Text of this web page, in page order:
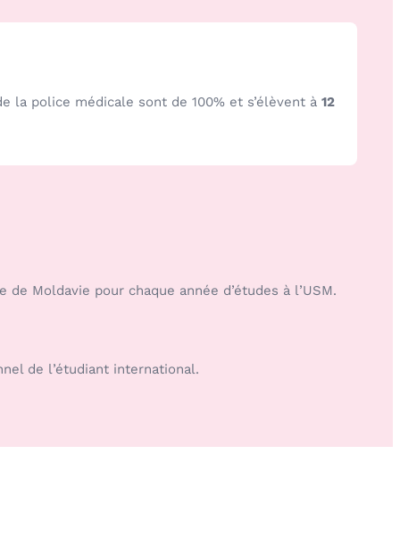
la police médicale sont de 100% et s’élèvent à 12
Moldavie pour chaque année d’études à l’USM.
de l’étudiant international.